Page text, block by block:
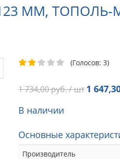
ММ, ТОПОЛЬ-М
(Голосов: 3)
1 734,00руб. / шт 1
В наличии
Основные
Производитель